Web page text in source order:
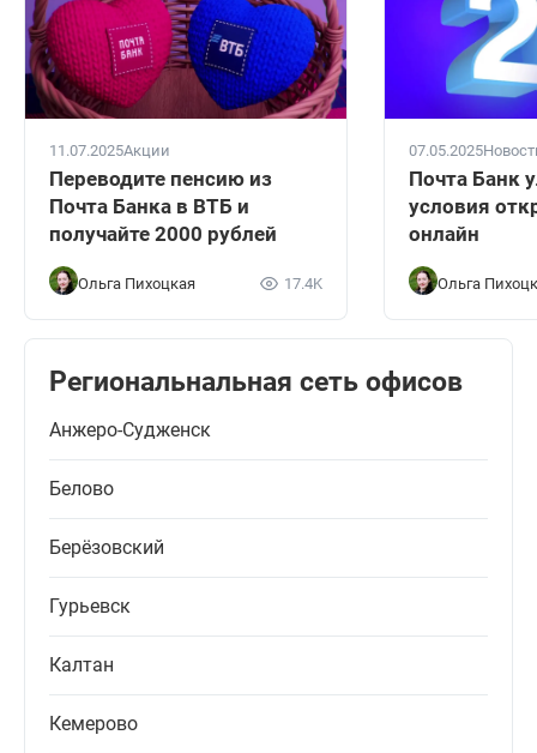
11.07.2025Акции
Переводите пенсию из
Почта Банка в ВТБ и
получайте 2000 рублей
Ольга Пихоцкая 17.4K
07.05.2025
Почта Банк
условия
онлайн
Ольга
Региональнальная сеть офисов
Анжеро-Судженск
Белово
Берёзовский
Гурьевск
Калтан
Кемерово